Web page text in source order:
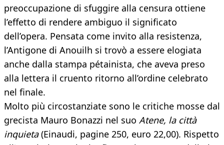
preoccupazione di sfuggire alla censura ottiene
l’effetto di rendere ambiguo il significato
dell’opera. Pensata come invito alla resistenza,
l’Antigone di Anouilh si trovò a essere elogiata
anche dalla stampa pétainista, che aveva preso
alla lettera il cruento ritorno all’ordine celebrato
nel finale.
Molto più circostanziate sono le critiche mosse dal
grecista Mauro Bonazzi nel suo Atene, la città
inquieta(Einaudi, pagine 250, euro 22,00). Rispetto